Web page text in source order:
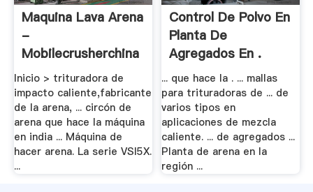
Maquina Lava Arena
-
Mobilecrusherchina
Inicio > trituradora de
impacto caliente,fabricante
de la arena, ... circón de
arena que hace la máquina
en india ... Máquina de
hacer arena. La serie VSI5X.
...
Control De Polvo En
Planta De
Agregados En .
... que hace la . ... mallas
para trituradoras de ... de
varios tipos en
aplicaciones de mezcla
caliente. ... de agregados ...
Planta de arena en la
región ...